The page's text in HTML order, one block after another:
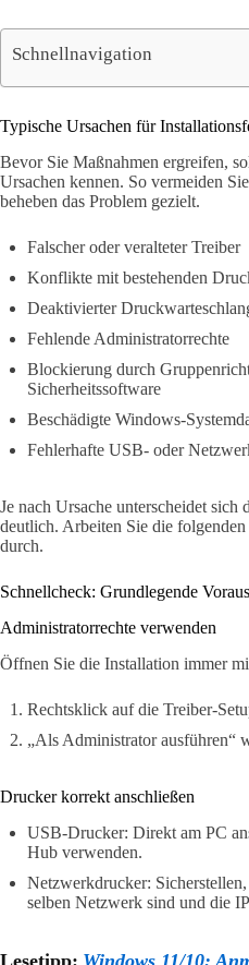
Schnellnavigation
Typische Ursachen für
Bevor Sie Maßnahmen ergreifen,
Ursachen kennen. So vermeiden
beheben das Problem gezielt.
Falscher oder veralteter Treiber
Konflikte mit bestehenden
Deaktivierter
Fehlende Administratorrechte
Blockierung durch
Sicherheitssoftware
Beschädigte Windows-
Fehlerhafte USB- oder
Je nach Ursache unterscheidet sich
deutlich. Arbeiten Sie die
durch.
Schnellcheck: Grundlegende
Administratorrechte verwenden
Öffnen Sie die Installation immer
Rechtsklick auf die Treiber-
„Als Administrator ausführen“
Drucker korrekt anschließen
USB-Drucker: Direkt am PC
Hub verwenden.
Netzwerkdrucker:
selben Netzwerk sind und die
Lesetipp: Windows 11/10: